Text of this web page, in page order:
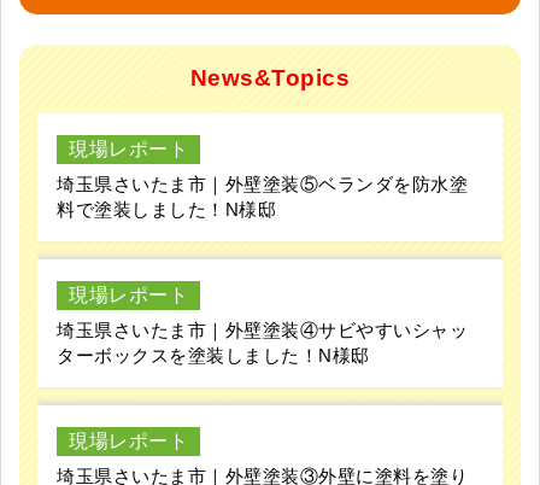
News&Topics
現場レポート
埼玉県さいたま市｜外壁塗装⑤ベランダを防水塗
料で塗装しました！N様邸
現場レポート
埼玉県さいたま市｜外壁塗装④サビやすいシャッ
ターボックスを塗装しました！N様邸
現場レポート
埼玉県さいたま市｜外壁塗装③外壁に塗料を塗り